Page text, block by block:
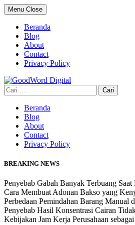
Skip
to
content
Menu Close
Beranda
Blog
About
Contact
Privacy Policy
Cari
untuk:
Beranda
Blog
About
Contact
Privacy Policy
BREAKING NEWS
Penyebab Gabah Banyak Terbuang Saat
Cara Membuat Adonan Bakso yang
Perbedaan Pemindahan Barang Manual
Penyebab Hasil Konsentrasi Cairan
Kebijakan Jam Kerja Perusahaan